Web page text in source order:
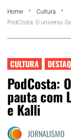
FLA Araru 2026
Região dos Lagos
Agenda Cultural
Colunistas
Home
Cultura
PodCosta: O universo
CULTURA
PodCosta:
pauta com
e Kalli
JORNALISMO